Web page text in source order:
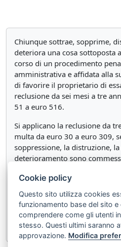
Chiunque sottrae, sopprime,
deteriora una cosa sottoposta
corso di un procedimento
amministrativa e affidata alla
di favorire il proprietario di
reclusione da sei mesi a tre
51 a euro 516.
Si applicano la reclusione da
multa da euro 30 a euro 309,
soppressione, la distruzione,
deterioramento sono
della multa fino a euro 309,
proprietario della cosa
custodia.
Cookie policy
Questo sito utilizza cookies
funzionamento base del sito
comprendere come gli utenti
stesso. Questi ultimi saranno
approvazione. Modifica